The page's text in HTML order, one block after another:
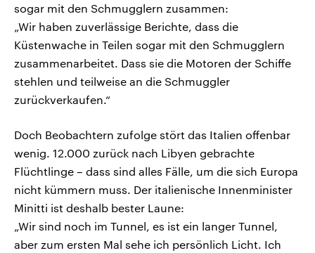
sogar mit den Schmugglern zusammen:
„Wir haben zuverlässige Berichte, dass die
Küstenwache in Teilen sogar mit den Schmugglern
zusammenarbeitet. Dass sie die Motoren der Schiffe
stehlen und teilweise an die Schmuggler
zurückverkaufen.“
Doch Beobachtern zufolge stört das Italien offenbar
wenig. 12.000 zurück nach Libyen gebrachte
Flüchtlinge – dass sind alles Fälle, um die sich Europa
nicht kümmern muss. Der italienische Innenminister
Minitti ist deshalb bester Laune:
„Wir sind noch im Tunnel, es ist ein langer Tunnel,
aber zum ersten Mal sehe ich persönlich Licht. Ich